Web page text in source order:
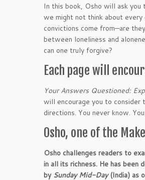
In this book, Osho will ask
we might not think about every
convictions come from—are
between loneliness and
can one truly forgive?
Each page will
Your Answers Questioned:
will encourage you to
directions. You never know.
Osho, one of the
Osho challenges readers to
in all its richness. He has been
by Sunday Mid-Day(India) as